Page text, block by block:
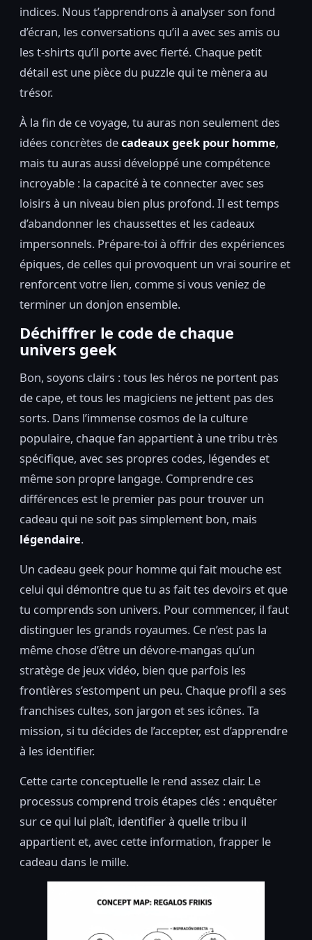
indices. Nous t’apprendrons à analyser son fond
d’écran, les conversations qu’il a avec ses amis ou
les t-shirts qu’il porte avec fierté. Chaque petit
détail est une pièce du puzzle qui te mènera au
trésor.
À la fin de ce voyage, tu auras non seulement des
idées concrètes decadeaux geek pour homme,
mais tu auras aussi développé une compétence
incroyable : la capacité à te connecter avec ses
loisirs à un niveau bien plus profond. Il est temps
d’abandonner les chaussettes et les cadeaux
impersonnels. Prépare-toi à offrir des expériences
épiques, de celles qui provoquent un vrai sourire et
renforcent votre lien, comme si vous veniez de
terminer un donjon ensemble.
Déchiffrer le code de chaque
univers geek
Bon, soyons clairs : tous les héros ne portent pas
de cape, et tous les magiciens ne jettent pas des
sorts. Dans l’immense cosmos de la culture
populaire, chaque fan appartient à une tribu très
spécifique, avec ses propres codes, légendes et
même son propre langage. Comprendre ces
différences est le premier pas pour trouver un
cadeau qui ne soit pas simplement bon, mais
légendaire.
Un cadeau geek pour homme qui fait mouche est
celui qui démontre que tu as fait tes devoirs et que
tu comprends son univers. Pour commencer, il faut
distinguer les grands royaumes. Ce n’est pas la
même chose d’être un dévore-mangas qu’un
stratège de jeux vidéo, bien que parfois les
frontières s’estompent un peu. Chaque profil a ses
franchises cultes, son jargon et ses icônes. Ta
mission, si tu décides de l’accepter, est d’apprendre
à les identifier.
Cette carte conceptuelle le rend assez clair. Le
processus comprend trois étapes clés : enquêter
sur ce qui lui plaît, identifier à quelle tribu il
appartient et, avec cette information, frapper le
cadeau dans le mille.